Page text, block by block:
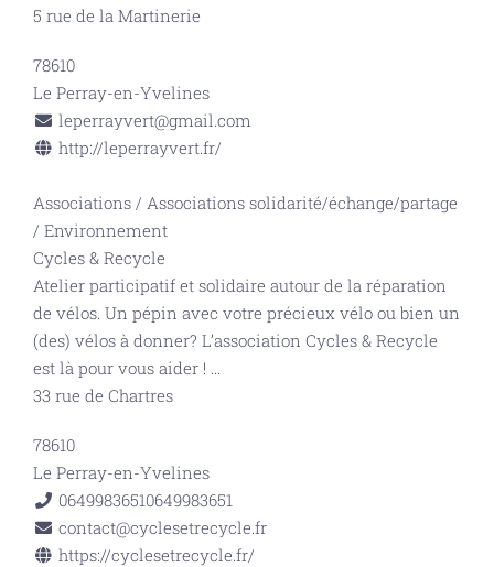
5 rue de la Martinerie
78610
Le Perray-en-Yvelines
leperrayvert@gmail.com
http://leperrayvert.fr/
Associations / Associations solidarité/échange/partage
/ Environnement
Cycles & Recycle
Atelier participatif et solidaire autour de la réparation
de vélos. Un pépin avec votre précieux vélo ou bien un
(des) vélos à donner? L’association Cycles & Recycle
est là pour vous aider ! ...
33 rue de Chartres
78610
Le Perray-en-Yvelines
06499836510649983651
contact@cyclesetrecycle.fr
https://cyclesetrecycle.fr/